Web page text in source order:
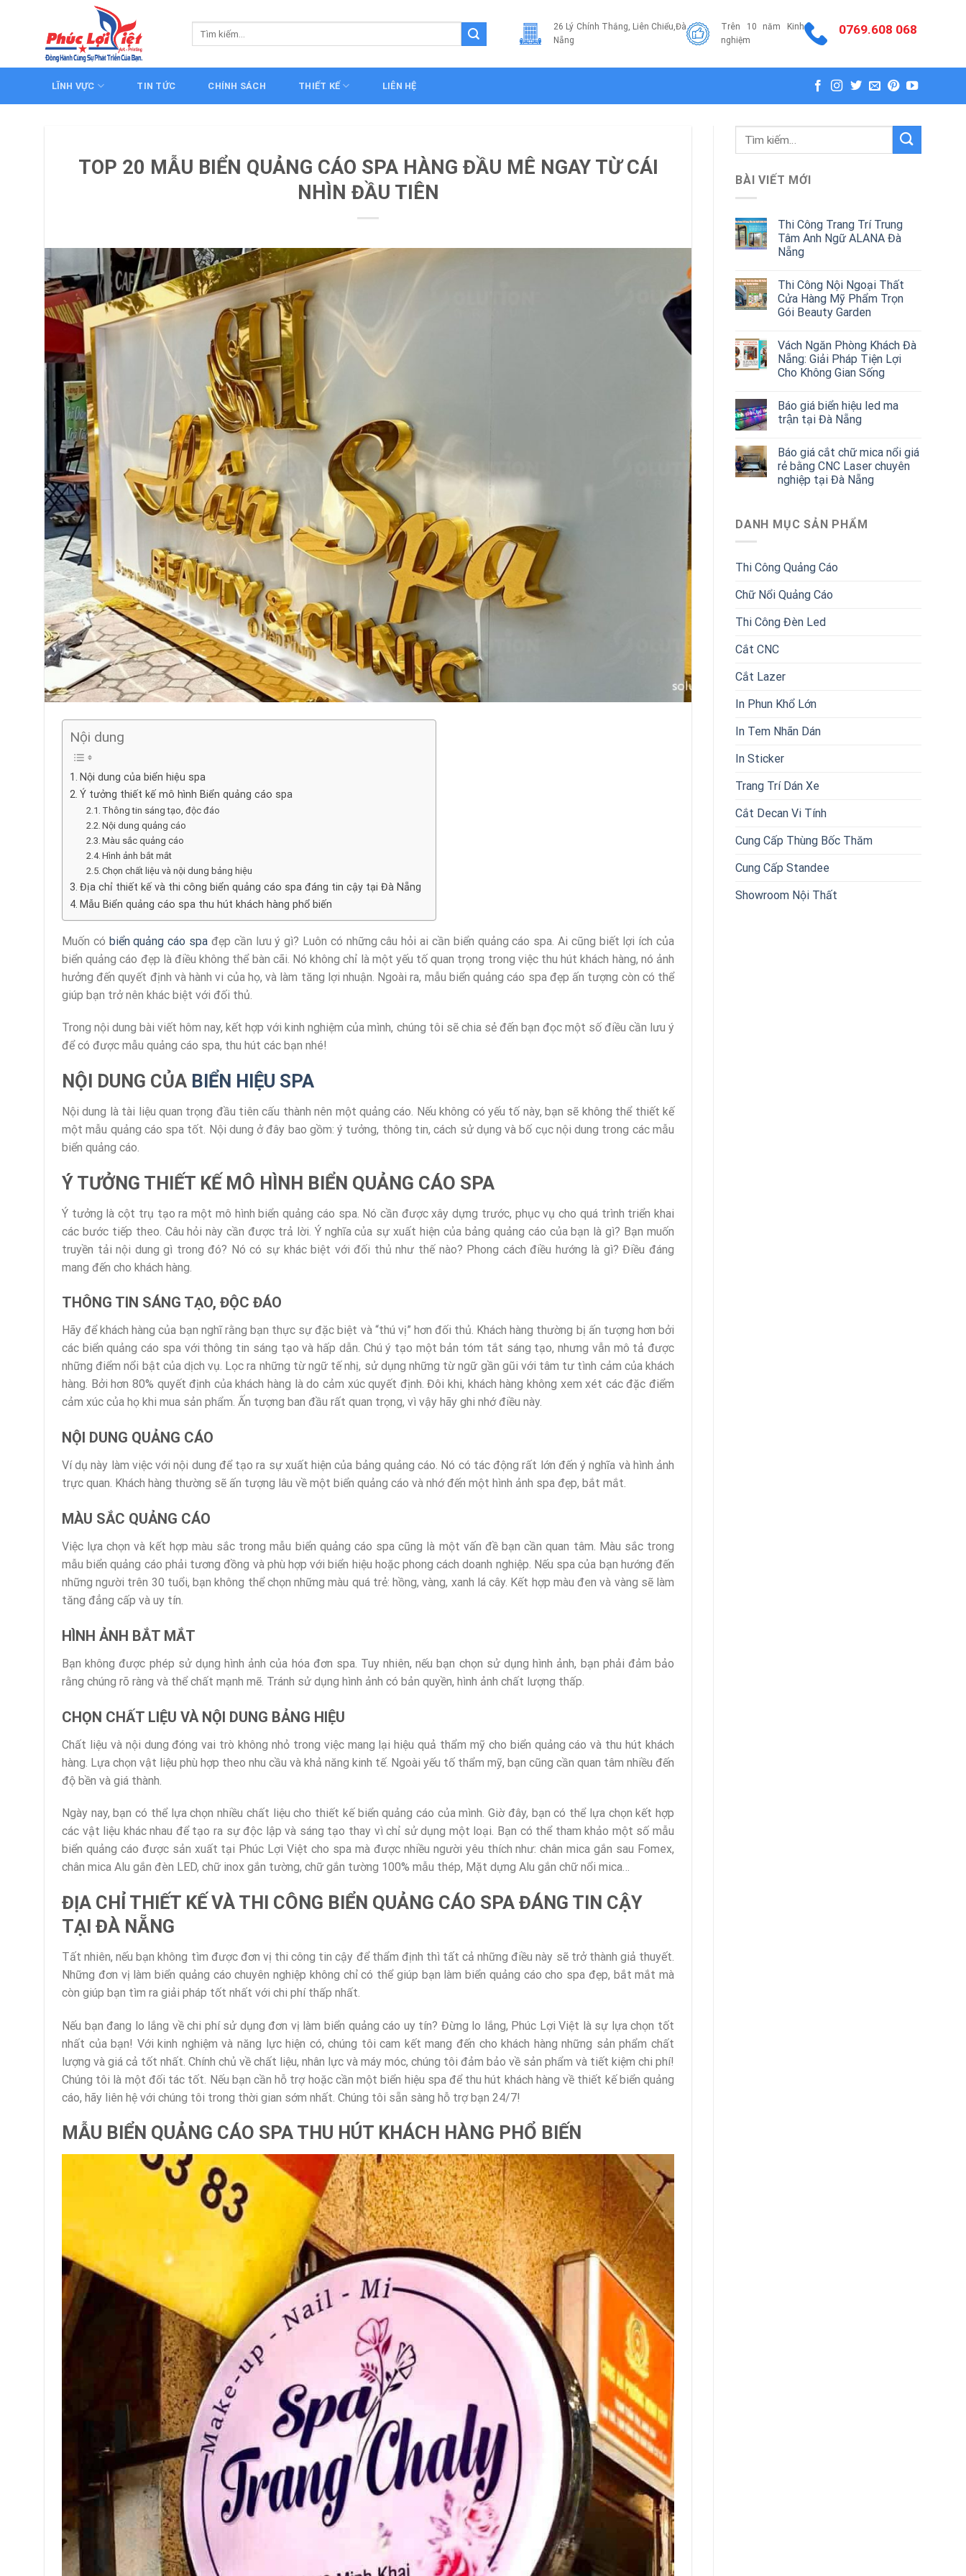
26 Lý Chính Thắng, Liên Chiểu,Đà
Nẵng
Trên 10 năm Kinh
nghiệm
0769.608 068
LĨNH VỰC TIN TỨC CHÍNH SÁCH THIẾT KẾ LIÊN HỆ
TOP 20 MẪU BIỂN QUẢNG CÁO SPA HÀNG ĐẦU MÊ NGAY TỪ CÁI
NHÌN ĐẦU TIÊN
Nội dung
Nội dung của biển hiệu spa
Ý tưởng thiết kế mô hình Biển quảng cáo spa
Thông tin sáng tạo, độc đáo
Nội dung quảng cáo
Màu sắc quảng cáo
Hình ảnh bắt mắt
Chọn chất liệu và nội dung bảng hiệu
Địa chỉ thiết kế và thi công biển quảng cáo spa đáng tin cậy tại Đà Nẵng
Mẫu Biển quảng cáo spa thu hút khách hàng phổ biến
Muốn có biển quảng cáo spa đẹp cần lưu ý gì? Luôn có những câu hỏi ai cần biển quảng cáo spa. Ai cũng biết lợi ích của
biển quảng cáo đẹp là điều không thể bàn cãi. Nó không chỉ là một yếu tố quan trọng trong việc thu hút khách hàng, nó ảnh
hưởng đến quyết định và hành vi của họ, và làm tăng lợi nhuận. Ngoài ra, mẫu biển quảng cáo spa đẹp ấn tượng còn có thể
giúp bạn trở nên khác biệt với đối thủ.
Trong nội dung bài viết hôm nay, kết hợp với kinh nghiệm của mình, chúng tôi sẽ chia sẻ đến bạn đọc một số điều cần lưu ý
để có được mẫu quảng cáo spa, thu hút các bạn nhé!
NỘI DUNG CỦA BIỂN HIỆU SPA
Nội dung là tài liệu quan trọng đầu tiên cấu thành nên một quảng cáo. Nếu không có yếu tố này, bạn sẽ không thể thiết kế
một mẫu quảng cáo spa tốt. Nội dung ở đây bao gồm: ý tưởng, thông tin, cách sử dụng và bố cục nội dung trong các mẫu
biển quảng cáo.
Ý TƯỞNG THIẾT KẾ MÔ HÌNH BIỂN QUẢNG CÁO SPA
Ý tưởng là cột trụ tạo ra một mô hình biển quảng cáo spa. Nó cần được xây dựng trước, phục vụ cho quá trình triển khai
các bước tiếp theo. Câu hỏi này cần được trả lời. Ý nghĩa của sự xuất hiện của bảng quảng cáo của bạn là gì? Bạn muốn
truyền tải nội dung gì trong đó? Nó có sự khác biệt với đối thủ như thế nào? Phong cách điều hướng là gì? Điều đáng
mang đến cho khách hàng.
THÔNG TIN SÁNG TẠO, ĐỘC ĐÁO
Hãy để khách hàng của bạn nghĩ rằng bạn thực sự đặc biệt và “thú vị” hơn đối thủ. Khách hàng thường bị ấn tượng hơn bởi
các biển quảng cáo spa với thông tin sáng tạo và hấp dẫn. Chú ý tạo một bản tóm tắt sáng tạo, nhưng vẫn mô tả được
những điểm nổi bật của dịch vụ. Lọc ra những từ ngữ tế nhị, sử dụng những từ ngữ gần gũi với tâm tư tình cảm của khách
hàng. Bởi hơn 80% quyết định của khách hàng là do cảm xúc quyết định. Đôi khi, khách hàng không xem xét các đặc điểm
cảm xúc của họ khi mua sản phẩm. Ấn tượng ban đầu rất quan trọng, vì vậy hãy ghi nhớ điều này.
NỘI DUNG QUẢNG CÁO
Ví dụ này làm việc với nội dung để tạo ra sự xuất hiện của bảng quảng cáo. Nó có tác động rất lớn đến ý nghĩa và hình ảnh
trực quan. Khách hàng thường sẽ ấn tượng lâu về một biển quảng cáo và nhớ đến một hình ảnh spa đẹp, bắt mắt.
MÀU SẮC QUẢNG CÁO
Việc lựa chọn và kết hợp màu sắc trong mẫu biển quảng cáo spa cũng là một vấn đề bạn cần quan tâm. Màu sắc trong
mẫu biển quảng cáo phải tương đồng và phù hợp với biển hiệu hoặc phong cách doanh nghiệp. Nếu spa của bạn hướng đến
những người trên 30 tuổi, bạn không thể chọn những màu quá trẻ: hồng, vàng, xanh lá cây. Kết hợp màu đen và vàng sẽ làm
tăng đẳng cấp và uy tín.
HÌNH ẢNH BẮT MẮT
Bạn không được phép sử dụng hình ảnh của hóa đơn spa. Tuy nhiên, nếu bạn chọn sử dụng hình ảnh, bạn phải đảm bảo
rằng chúng rõ ràng và thể chất mạnh mẽ. Tránh sử dụng hình ảnh có bản quyền, hình ảnh chất lượng thấp.
CHỌN CHẤT LIỆU VÀ NỘI DUNG BẢNG HIỆU
Chất liệu và nội dung đóng vai trò không nhỏ trong việc mang lại hiệu quả thẩm mỹ cho biển quảng cáo và thu hút khách
hàng. Lựa chọn vật liệu phù hợp theo nhu cầu và khả năng kinh tế. Ngoài yếu tố thẩm mỹ, bạn cũng cần quan tâm nhiều đến
độ bền và giá thành.
Ngày nay, bạn có thể lựa chọn nhiều chất liệu cho thiết kế biển quảng cáo của mình. Giờ đây, bạn có thể lựa chọn kết hợp
các vật liệu khác nhau để tạo ra sự độc lập và sáng tạo thay vì chỉ sử dụng một loại. Bạn có thể tham khảo một số mẫu
biển quảng cáo được sản xuất tại Phúc Lợi Việt cho spa mà được nhiều người yêu thích như: chân mica gắn sau Fomex,
chân mica Alu gắn đèn LED, chữ inox gắn tường, chữ gắn tường 100% mẫu thép, Mặt dựng Alu gắn chữ nổi mica…
ĐỊA CHỈ THIẾT KẾ VÀ THI CÔNG BIỂN QUẢNG CÁO SPA ĐÁNG TIN CẬY
TẠI ĐÀ NẴNG
Tất nhiên, nếu bạn không tìm được đơn vị thi công tin cậy để thẩm định thì tất cả những điều này sẽ trở thành giả thuyết.
Những đơn vị làm biển quảng cáo chuyên nghiệp không chỉ có thể giúp bạn làm biển quảng cáo cho spa đẹp, bắt mắt mà
còn giúp bạn tìm ra giải pháp tốt nhất với chi phí thấp nhất.
Nếu bạn đang lo lắng về chi phí sử dụng đơn vị làm biển quảng cáo uy tín? Đừng lo lắng, Phúc Lợi Việt là sự lựa chọn tốt
nhất của bạn! Với kinh nghiệm và năng lực hiện có, chúng tôi cam kết mang đến cho khách hàng những sản phẩm chất
lượng và giá cả tốt nhất. Chính chủ về chất liệu, nhân lực và máy móc, chúng tôi đảm bảo về sản phẩm và tiết kiệm chi phí!
Chúng tôi là một đối tác tốt. Nếu bạn cần hỗ trợ hoặc cần một biển hiệu spa để thu hút khách hàng về thiết kế biển quảng
cáo, hãy liên hệ với chúng tôi trong thời gian sớm nhất. Chúng tôi sẵn sàng hỗ trợ bạn 24/7!
MẪU BIỂN QUẢNG CÁO SPA THU HÚT KHÁCH HÀNG PHỔ BIẾN
Tìm
BÀI VIẾT MỚI
Thi Công Trang Trí Trung
Tâm Anh Ngữ ALANA Đà
Nẵng
Thi Công Nội Ngoại Thất
Cửa Hàng Mỹ Phẩm Trọn
Gói Beauty Garden
Vách Ngăn Phòng Khách Đà
Nẵng: Giải Pháp Tiện Lợi
Cho Không Gian Sống
Báo giá biển hiệu led ma
trận tại Đà Nẵng
Báo giá cắt chữ mica nổi giá
rẻ bằng CNC Laser chuyên
nghiệp tại Đà Nẵng
DANH MỤC SẢN PHẨM
Thi Công Quảng Cáo
Chữ Nổi Quảng Cáo
Thi Công Đèn Led
Cắt CNC
Cắt Lazer
In Phun Khổ Lớn
In Tem Nhãn Dán
In Sticker
Trang Trí Dán Xe
Cắt Decan Vi Tính
Cung Cấp Thùng Bốc Thăm
Cung Cấp Standee
Showroom Nội Thất